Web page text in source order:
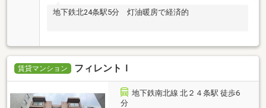
地下鉄北24条駅5分 灯油暖房で経済的
賃貸マンション フィレントＩ
地下鉄南北線 北２４条駅 徒歩6
分